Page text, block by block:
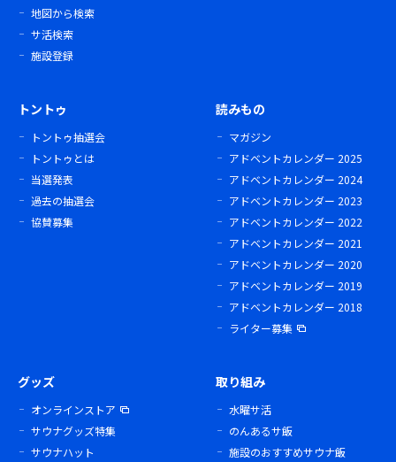
地図から検索
サ活検索
施設登録
トントゥ
トントゥ抽選会
トントゥとは
当選発表
過去の抽選会
協賛募集
読みもの
マガジン
アドベントカレンダー 2025
アドベントカレンダー 2024
アドベントカレンダー 2023
アドベントカレンダー 2022
アドベントカレンダー 2021
アドベントカレンダー 2020
アドベントカレンダー 2019
アドベントカレンダー 2018
ライター募集
グッズ
オンラインストア
サウナグッズ特集
サウナハット
取り組み
水曜サ活
のんあるサ飯
施設のおすすめサウナ飯